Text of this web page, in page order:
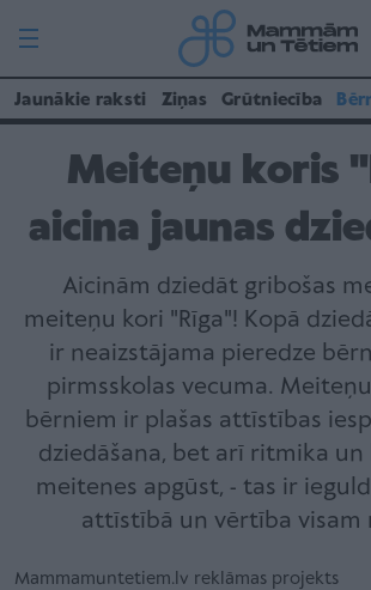
Jaunākie raksti Ziņas Grūtniecība
Meiteņu koris
aicina jaunas
​Aicinām dziedāt gribošas
meiteņu kori "Rīga"! Kopā
ir neaizstājama pieredze
pirmsskolas vecuma. Meiteņu
bērniem ir plašas attīstības
dziedāšana, bet arī ritmika un
meitenes apgūst, - tas ir
attīstībā un vērtība visam
Mammamuntetiem.lv reklāmas projekts